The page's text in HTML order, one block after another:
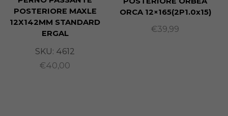
POSTERIORE MAXLE
12X142MM STANDARD
ERGAL
SKU: 4612
€40,00
ORCA 12×165(2P1.0x15)
€39,99